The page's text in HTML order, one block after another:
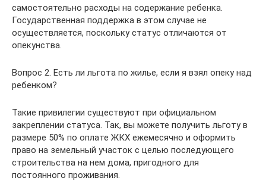
самостоятельно расходы на содержание ребенка.
Государственная поддержка в этом случае не
осуществляется, поскольку статус отличаются от
опекунства.
Вопрос 2. Есть ли льгота по жилье, если я взял опеку над
ребенком?
Такие привилегии существуют при официальном
закреплении статуса. Так, вы можете получить льготу в
размере 50% по оплате ЖКХ ежемесячно и оформить
право на земельный участок с целью последующего
строительства на нем дома, пригодного для
постоянного проживания.